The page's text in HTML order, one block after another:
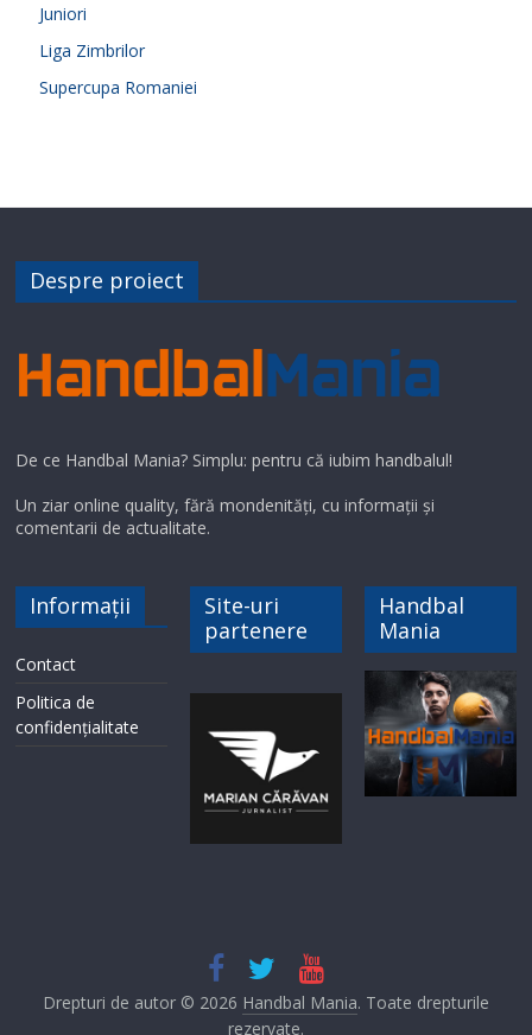
Juniori
Liga Zimbrilor
Supercupa Romaniei
Despre proiect
De ce Handbal Mania? Simplu: pentru că iubim handbalul!
Un ziar online quality, fără mondenități, cu informații și
comentarii de actualitate.
Informații
Contact
Politica de
confidențialitate
Site-uri
partenere
Handbal
Mania
Drepturi de autor © 2026 Handbal Mania. Toate drepturile
rezervate.